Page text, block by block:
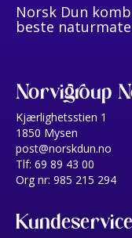
Norsk Dun
beste
Norvigroup
Kjærlighetsstien 1
1850 Mysen
post@norskdun.no
Tlf: 69 89 43 00
Org nr: 985 215 294
Kundeservice